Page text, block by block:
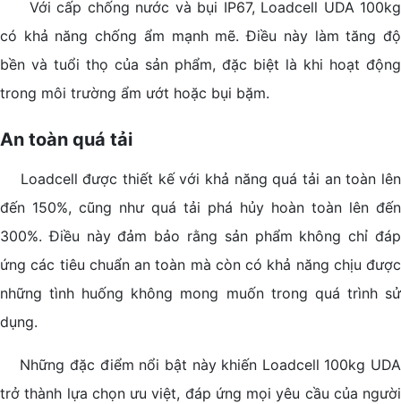
Với cấp chống nước và bụi IP67, Loadcell UDA 100kg
có khả năng chống ẩm mạnh mẽ. Điều này làm tăng độ
bền và tuổi thọ của sản phẩm, đặc biệt là khi hoạt động
trong môi trường ẩm ướt hoặc bụi bặm.
An toàn quá tải
Loadcell được thiết kế với khả năng quá tải an toàn lên
đến 150%, cũng như quá tải phá hủy hoàn toàn lên đến
300%. Điều này đảm bảo rằng sản phẩm không chỉ đáp
ứng các tiêu chuẩn an toàn mà còn có khả năng chịu được
những tình huống không mong muốn trong quá trình sử
dụng.
Những đặc điểm nổi bật này khiến Loadcell 100kg UDA
trở thành lựa chọn ưu việt, đáp ứng mọi yêu cầu của người